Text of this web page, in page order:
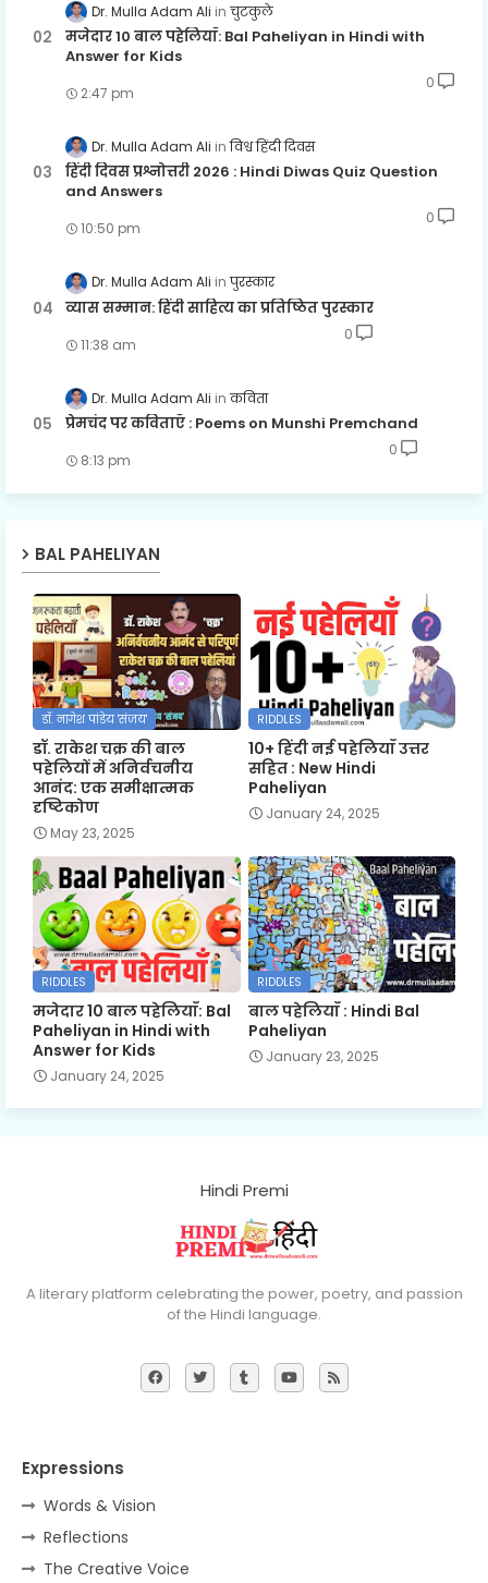
Dr. Mulla Adam Ali चुटकुले
मजेदार 10 बाल पहेलियाँ: Bal Paheliyan in Hindi with
Answer for Kids
2:47 pm
0
Dr. Mulla Adam Ali विश्व हिंदी दिवस
हिंदी दिवस प्रश्नोत्तरी 2026 : Hindi Diwas Quiz Question
and Answers
10:50 pm
0
Dr. Mulla Adam Ali पुरस्कार
व्यास सम्मान: हिंदी साहित्य का प्रतिष्ठित पुरस्कार
11:38 am
0
Dr. Mulla Adam Ali कविता
प्रेमचंद पर कविताएँ : Poems on Munshi Premchand
8:13 pm
0
BAL PAHELIYAN
डॉ. नागेश पांडेय 'संजय'
डॉ. राकेश चक्र की बाल
पहेलियों में अनिर्वचनीय
आनंद: एक समीक्षात्मक
दृष्टिकोण
May 23, 2025
RIDDLES
10+ हिंदी नई पहेलियाँ उत्तर
सहित : New Hindi
Paheliyan
January 24, 2025
RIDDLES
मजेदार 10 बाल पहेलियाँ: Bal
Paheliyan in Hindi with
Answer for Kids
January 24, 2025
RIDDLES
बाल पहेलियाँ : Hindi Bal
Paheliyan
January 23, 2025
Hindi Premi
A literary platform celebrating the power, poetry, and passion
of the Hindi language.
Expressions
Words & Vision
Reflections
The Creative Voice